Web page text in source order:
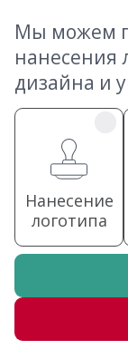
Мы можем
нанесения
дизайна и
Нанесение
логотипа